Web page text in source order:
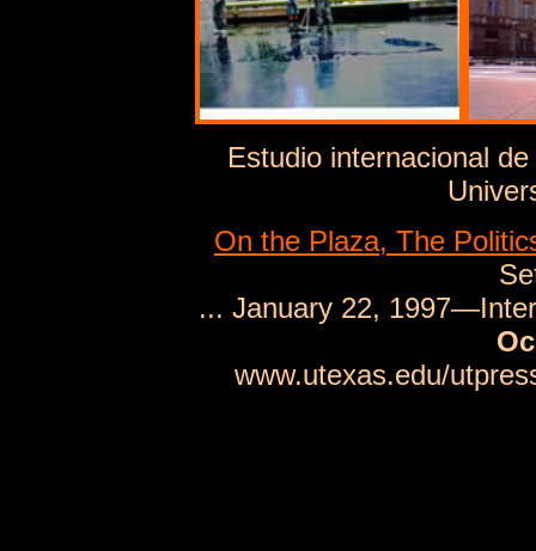
Estudio internacional
On the Plaza, The
... January 22,
www.utexas.edu/